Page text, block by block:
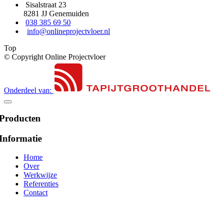
Sisalstraat 23
8281 JJ Genemuiden
038 385 69 50
info@onlineprojectvloer.nl
Top
© Copyright Online Projectvloer
Onderdeel van:
Home
Over
Werkwijze
Referenties
Contact